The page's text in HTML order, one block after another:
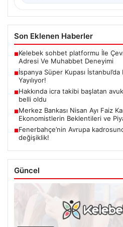
Son Eklenen Haberler
■Kelebek sohbet platformu İle
Adresi Ve Muhabbet Deneyimi
■İspanya Süper Kupası
Yayılıyor!
■Hakkında icra takibi başlatan
belli oldu
■Merkez Bankası Nisan Ayı Faiz
Ekonomistlerin Beklentileri ve
■Fenerbahçe’nin Avrupa
değişiklik!
Güncel